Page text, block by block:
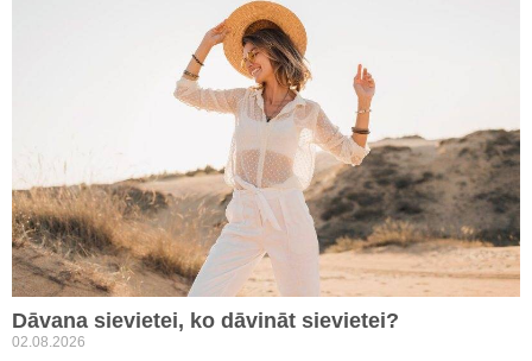
Dāvana sievietei, ko dāvināt sievietei?
02.08.2026